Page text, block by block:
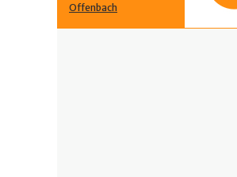
Offenbach